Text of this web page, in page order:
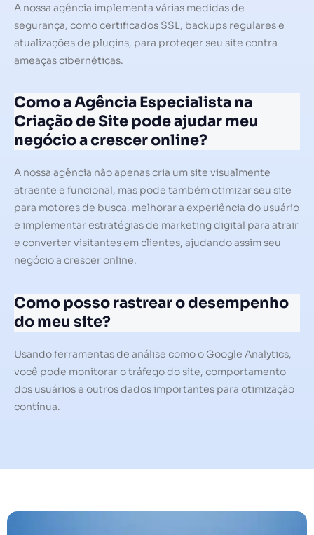
A nossa agência implementa várias medidas de
segurança, como certificados SSL, backups regulares e
atualizações de plugins, para proteger seu site contra
ameaças cibernéticas.
Como a Agência Especialista na
Criação de Site pode ajudar meu
negócio a crescer online?
A nossa agência não apenas cria um site visualmente
atraente e funcional, mas pode também otimizar seu site
para motores de busca, melhorar a experiência do usuário
e implementar estratégias de marketing digital para atrair
e converter visitantes em clientes, ajudando assim seu
negócio a crescer online.
Como posso rastrear o desempenho
do meu site?
Usando ferramentas de análise como o Google Analytics,
você pode monitorar o tráfego do site, comportamento
dos usuários e outros dados importantes para otimização
contínua.